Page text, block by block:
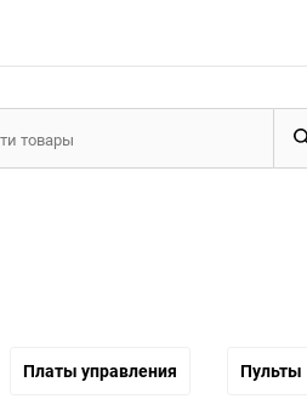
Платы управления Пульты